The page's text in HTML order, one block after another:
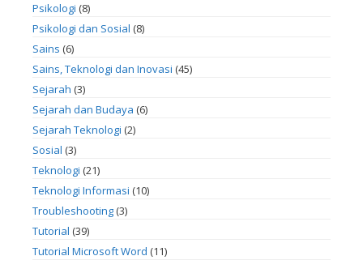
Psikologi (8)
Psikologi dan Sosial (8)
Sains (6)
Sains, Teknologi dan Inovasi (45)
Sejarah (3)
Sejarah dan Budaya (6)
Sejarah Teknologi (2)
Sosial (3)
Teknologi (21)
Teknologi Informasi (10)
Troubleshooting (3)
Tutorial (39)
Tutorial Microsoft Word (11)